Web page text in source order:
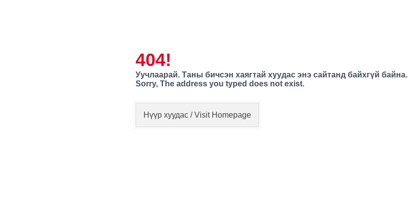
404!
Уучлаарай. Таны бичсэн хаягтай хуудас энэ сайтанд байхгүй байна.
Sorry, The address you typed does not exist.
Нүүр хуудас / Visit Homepage